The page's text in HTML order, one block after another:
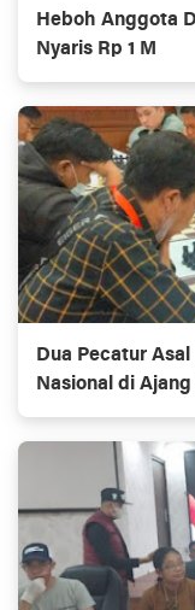
Heboh Anggota
Nyaris Rp 1 M
Dua Pecatur
Nasional di